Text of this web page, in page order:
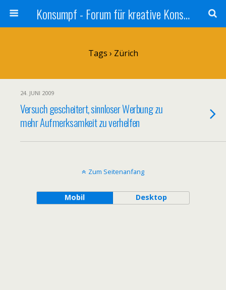
Konsumpf - Forum für kreative Konsumkritik - Culture Jamming, Nachhaltigkeit, Konzernkritik, Adbusting
Tags › Zürich
24. JUNI 2009
Versuch gescheitert, sinnloser Werbung zu
mehr Aufmerksamkeit zu verhelfen
Zum Seitenanfang
Mobil Desktop